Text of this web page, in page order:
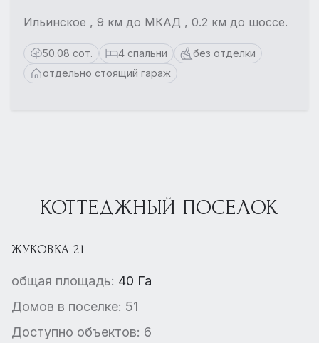
Ильинское , 9 км до МКАД , 0.2 км до шоссе.
50.08 сот. 4 спальни
без отделки
отдельно стоящий гараж
КОТТЕДЖНЫЙ ПОСЕЛОК
ЖУКОВКА 21
общая площадь: 40 Га
Домов в поселке: 51
Доступно объектов: 6